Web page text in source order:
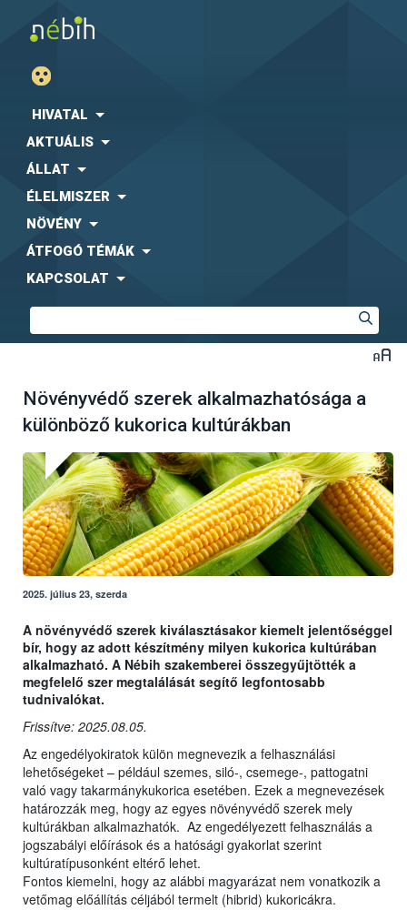
HIVATAL
AKTUÁLIS
ÁLLAT
ÉLELMISZER
NÖVÉNY
ÁTFOGÓ TÉMÁK
KAPCSOLAT
Növényvédő szerek alkalmazhatósága a
különböző kukorica kultúrákban
2025. július 23, szerda
A növényvédő szerek kiválasztásakor kiemelt jelentőséggel
bír, hogy az adott készítmény milyen kukorica kultúrában
alkalmazható. A Nébih szakemberei összegyűjtötték a
megfelelő szer megtalálását segítő legfontosabb
tudnivalókat.
Frissítve: 2025.08.05.
Az engedélyokiratok külön megnevezik a felhasználási
lehetőségeket – például szemes, siló-, csemege-, pattogatni
való vagy takarmánykukorica esetében. Ezek a megnevezések
határozzák meg, hogy az egyes növényvédő szerek mely
kultúrákban alkalmazhatók. Az engedélyezett felhasználás a
jogszabályi előírások és a hatósági gyakorlat szerint
kultúratípusonként eltérő lehet.
Fontos kiemelni, hogy az alábbi magyarázat nem vonatkozik a
vetőmag előállítás céljából termelt (hibrid) kukoricákra.